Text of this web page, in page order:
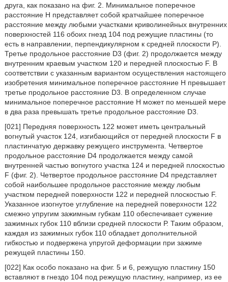
друга, как показано на фиг. 2. Минимальное поперечное
расстояние Н представляет собой кратчайшее поперечное
расстояние между любыми участками криволинейных внутренних
поверхностей 116 обоих гнезд 104 под режущие пластины (то
есть в направлении, перпендикулярном к средней плоскости Р).
Третье продольное расстояние D3 (фиг. 2) продолжается между
внутренним краевым участком 120 и передней плоскостью F. В
соответствии с указанным вариантом осуществления настоящего
изобретения минимальное поперечное расстояние Н превышает
третье продольное расстояние D3. В определенном случае
минимальное поперечное расстояние Н может по меньшей мере
в два раза превышать третье продольное расстояние D3.
[021] Передняя поверхность 122 может иметь центральный
вогнутый участок 124, изгибающийся от передней плоскости F в
пластинчатую державку режущего инструмента. Четвертое
продольное расстояние D4 продолжается между самой
внутренней частью вогнутого участка 124 и передней плоскостью
F (фиг. 2). Четвертое продольное расстояние D4 представляет
собой наибольшее продольное расстояние между любым
участком передней поверхности 122 и передней плоскостью F.
Указанное изогнутое углубление на передней поверхности 122
смежно упругим зажимным губкам 110 обеспечивает сужение
зажимных губок 110 вблизи средней плоскости Р. Таким образом,
каждая из зажимных губок 110 обладает дополнительной
гибкостью и подвержена упругой деформации при зажиме
режущей пластины 150.
[022] Как особо показано на фиг. 5 и 6, режущую пластину 150
вставляют в гнездо 104 под режущую пластину, например, из ее